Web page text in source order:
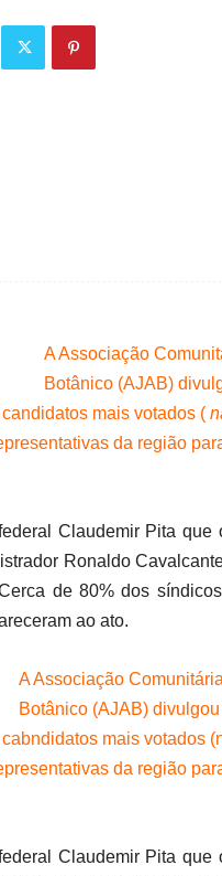
A Associação
Botânico (AJAB)
mais votados (
da região
Claudemir Pita que
Ronaldo
de 80% dos
ao ato.
A Associação
Botânico (AJAB)
mais votados
da região
Claudemir Pita que